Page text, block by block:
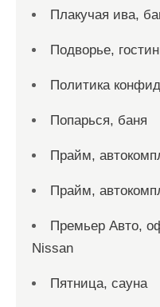
Плакучая ива,
Подворье,
Политика
Попарься, баня
Прайм,
Прайм,
Премьер Авто,
Nissan
Пятница, сауна